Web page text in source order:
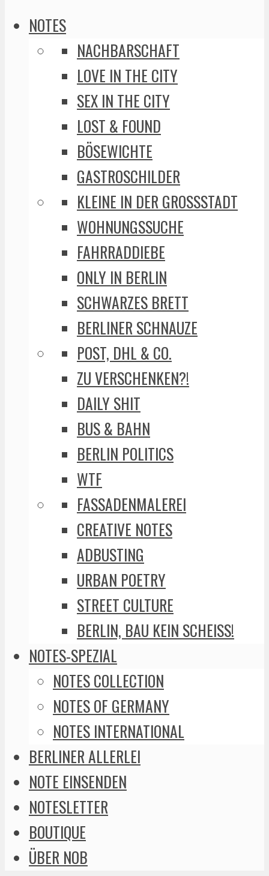
NOTES
NACHBARSCHAFT
LOVE IN THE CITY
SEX IN THE CITY
LOST & FOUND
BÖSEWICHTE
GASTROSCHILDER
KLEINE IN DER GROSSSTADT
WOHNUNGSSUCHE
FAHRRADDIEBE
ONLY IN BERLIN
SCHWARZES BRETT
BERLINER SCHNAUZE
POST, DHL & CO.
ZU VERSCHENKEN?!
DAILY SHIT
BUS & BAHN
BERLIN POLITICS
WTF
FASSADENMALEREI
CREATIVE NOTES
ADBUSTING
URBAN POETRY
STREET CULTURE
BERLIN, BAU KEIN SCHEISS!
NOTES-SPEZIAL
NOTES COLLECTION
NOTES OF GERMANY
NOTES INTERNATIONAL
BERLINER ALLERLEI
NOTE EINSENDEN
NOTESLETTER
BOUTIQUE
ÜBER NOB